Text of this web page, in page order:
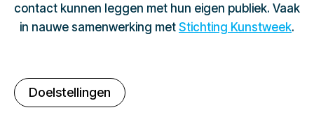
contact kunnen leggen met hun eigen publiek. Vaak
in nauwe samenwerking met Stichting Kunstweek.
Doelstellingen